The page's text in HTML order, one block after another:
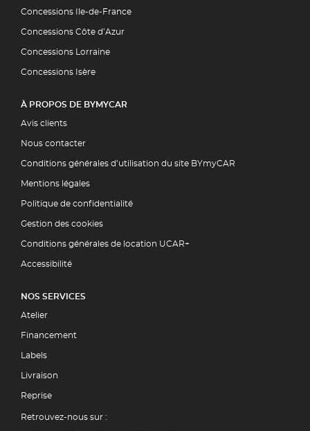
Concessions Ile-de-France
Concessions Côte d’Azur
Concessions Lorraine
Concessions Isère
À PROPOS DE BYMYCAR
Avis clients
Nous contacter
Conditions générales d’utilisation du site BYmyCAR
Mentions légales
Politique de confidentialité
Gestion des cookies
Conditions générales de location UCAR+
Accessibilité
NOS SERVICES
Atelier
Financement
Labels
Livraison
Reprise
Retrouvez-nous sur :